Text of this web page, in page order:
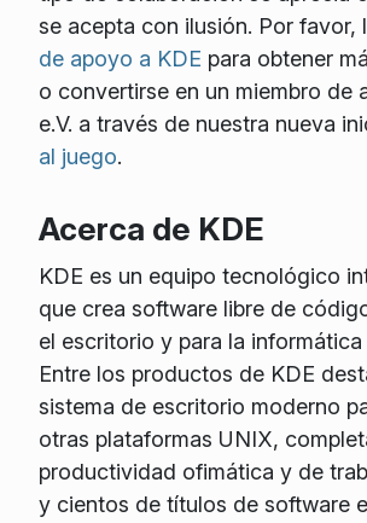
se acepta con ilusión. Por favor,
de apoyo a KDE para obtener
o convertirse en un miembro de
e.V. a través de nuestra nueva
al juego.
Acerca de KDE
KDE es un equipo tecnológico
que crea software libre de
el escritorio y para la informática
Entre los productos de KDE
sistema de escritorio moderno
otras plataformas UNIX,
productividad ofimática y de
y cientos de títulos de software